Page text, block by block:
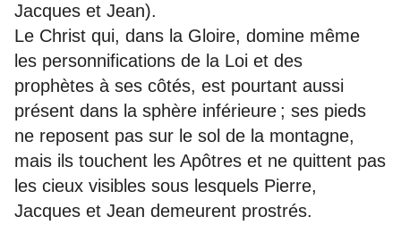
Jacques et Jean).
Le Christ qui, dans la Gloire, domine même
les personnifications de la Loi et des
prophètes à ses côtés, est pourtant aussi
présent dans la sphère inférieure ; ses pieds
ne reposent pas sur le sol de la montagne,
mais ils touchent les Apôtres et ne quittent pas
les cieux visibles sous lesquels Pierre,
Jacques et Jean demeurent prostrés.